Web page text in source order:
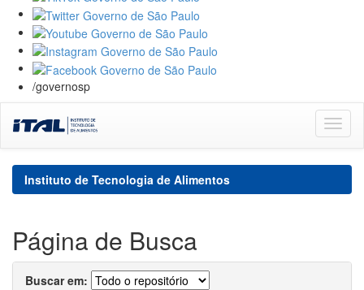
/governosp
navigation
Instituto de Tecnologia de Alimentos
Página de Busca
Buscar em: